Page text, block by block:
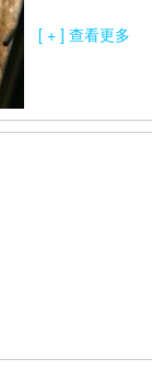
[ + ] 查看更多